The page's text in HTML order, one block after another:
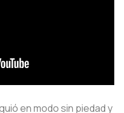
en modo sin piedad y